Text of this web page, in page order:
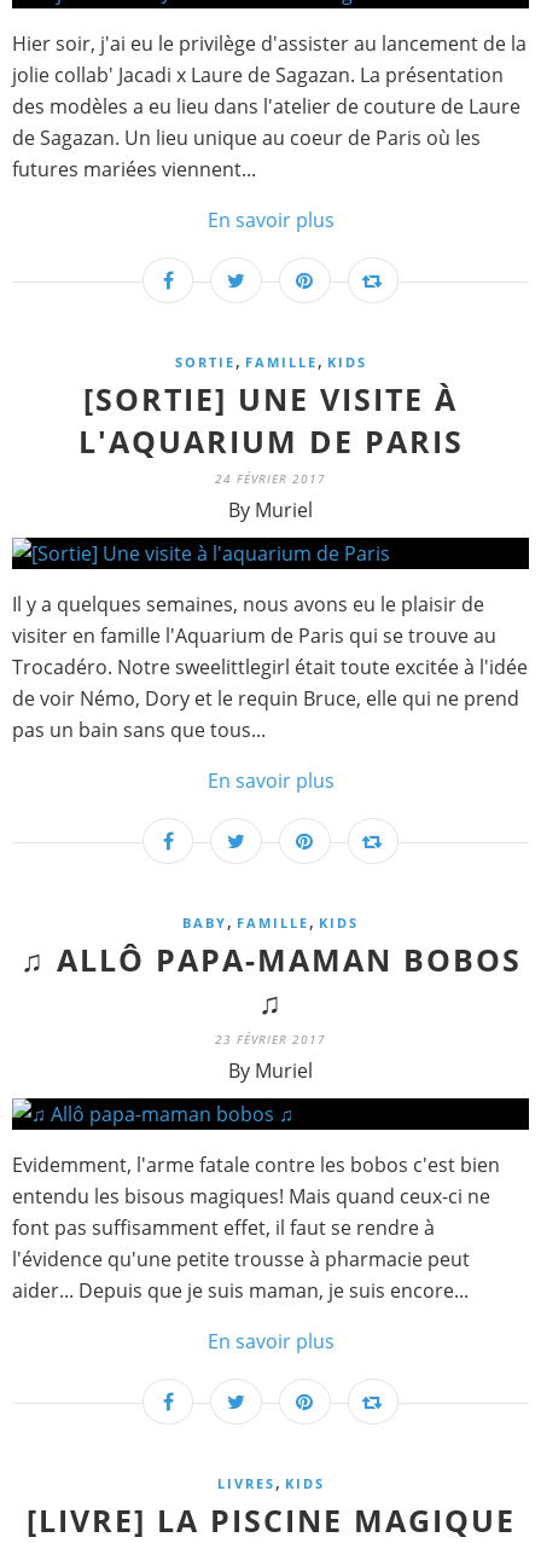
Hier soir, j'ai eu le privilège d'assister au lancement de la
jolie collab' Jacadi x Laure de Sagazan. La présentation
des modèles a eu lieu dans l'atelier de couture de Laure
de Sagazan. Un lieu unique au coeur de Paris où les
futures mariées viennent...
En savoir plus
SORTIE, FAMILLE, KIDS
[SORTIE] UNE VISITE À
L'AQUARIUM DE PARIS
24 FÉVRIER 2017
By Muriel
Il y a quelques semaines, nous avons eu le plaisir de
visiter en famille l'Aquarium de Paris qui se trouve au
Trocadéro. Notre sweelittlegirl était toute excitée à l'idée
de voir Némo, Dory et le requin Bruce, elle qui ne prend
pas un bain sans que tous...
En savoir plus
BABY, FAMILLE, KIDS
♫ ALLÔ PAPA-MAMAN BOBOS
♫
23 FÉVRIER 2017
By Muriel
Evidemment, l'arme fatale contre les bobos c'est bien
entendu les bisous magiques! Mais quand ceux-ci ne
font pas suffisamment effet, il faut se rendre à
l'évidence qu'une petite trousse à pharmacie peut
aider... Depuis que je suis maman, je suis encore...
En savoir plus
LIVRES, KIDS
[LIVRE] LA PISCINE MAGIQUE